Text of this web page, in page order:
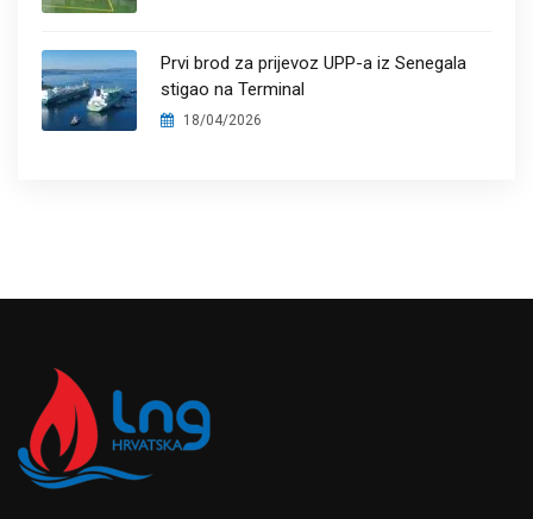
Prvi brod za prijevoz UPP-a iz Senegala
stigao na Terminal
18/04/2026